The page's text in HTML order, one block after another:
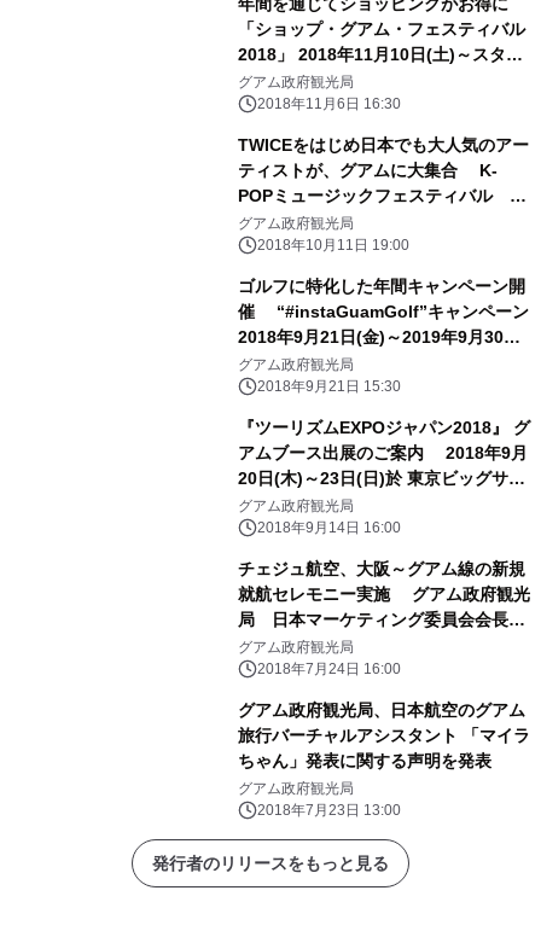
年間を通じてショッピングがお得に
「ショップ・グアム・フェスティバル
2018」 2018年11月10日(土)～スター
ト
グアム政府観光局
2018年11月6日 16:30
TWICEをはじめ日本でも大人気のアー
ティストが、グアムに大集合 K-
POPミュージックフェスティバル 開
催 入場無料！2018年12月1日(土)、
イパオビーチパークにて開催
グアム政府観光局
2018年10月11日 19:00
ゴルフに特化した年間キャンペーン開
催 “#instaGuamGolf”キャンペーン
2018年9月21日(金)～2019年9月30日
(月)
グアム政府観光局
2018年9月21日 15:30
『ツーリズムEXPOジャパン2018』 グ
アムブース出展のご案内 2018年9月
20日(木)～23日(日)於 東京ビッグサイ
ト
グアム政府観光局
2018年9月14日 16:00
チェジュ航空、大阪～グアム線の新規
就航セレモニー実施 グアム政府観光
局 日本マーケティング委員会会長、
ミス・グアムも参加
グアム政府観光局
2018年7月24日 16:00
グアム政府観光局、日本航空のグアム
旅行バーチャルアシスタント 「マイラ
ちゃん」発表に関する声明を発表
グアム政府観光局
2018年7月23日 13:00
発行者のリリースをもっと見る